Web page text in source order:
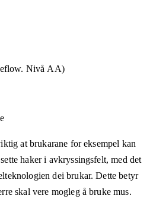
Nivå AA)
at brukarane for eksempel kan
haker i avkryssingsfelt, med det
dei brukar. Dette betyr
skal vere mogleg å bruke mus.